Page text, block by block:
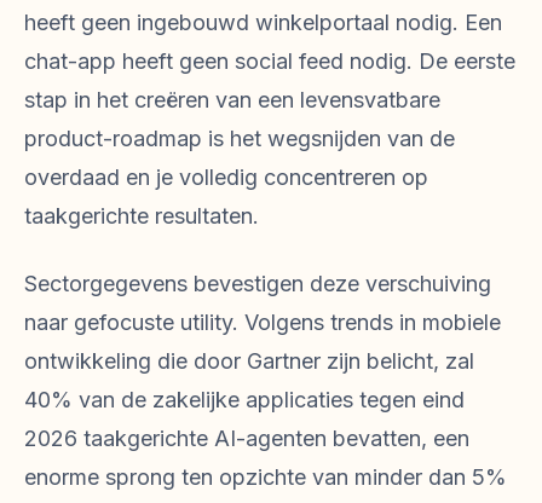
heeft geen ingebouwd winkelportaal nodig. Een
chat-app heeft geen social feed nodig. De eerste
stap in het creëren van een levensvatbare
product-roadmap is het wegsnijden van de
overdaad en je volledig concentreren op
taakgerichte resultaten.
Sectorgegevens bevestigen deze verschuiving
naar gefocuste utility. Volgens trends in mobiele
ontwikkeling die door Gartner zijn belicht, zal
40% van de zakelijke applicaties tegen eind
2026 taakgerichte AI-agenten bevatten, een
enorme sprong ten opzichte van minder dan 5%